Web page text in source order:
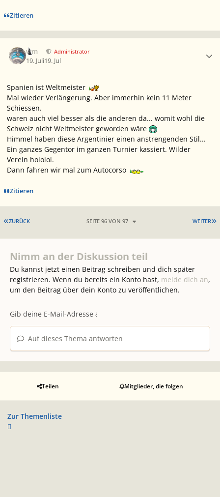
Zitieren
wm Administrator
19. Juli19. Jul
Spanien ist Weltmeister
Mal wieder Verlängerung. Aber immerhin kein 11 Meter
Schiessen.
waren auch viel besser als die anderen da... womit wohl die
Schweiz nicht Weltmeister geworden wäre
Himmel haben diese Argentinier einen anstrengenden Stil...
Ein ganzes Gegentor im ganzen Turnier kassiert. Wilder
Verein hoioioi.
Dann fahren wir mal zum Autocorso
Zitieren
ERSTE SEITE
ZURÜCK WEITER
SEITE 96 VON 97
Nimm an der Diskussion teil
Du kannst jetzt einen Beitrag schreiben und dich später
registrieren. Wenn du bereits ein Konto hast, melde dich an,
um den Beitrag über dein Konto zu veröffentlichen.
Auf dieses Thema antworten
Teilen Mitglieder, die folgen
Zur Themenliste